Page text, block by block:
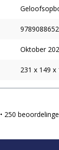
Oktober
231 x 149 x
• 250